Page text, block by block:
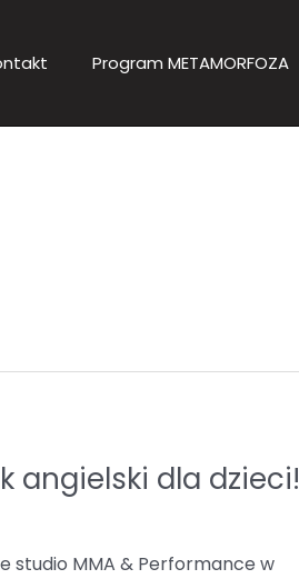
Program METAMORFOZA
angielski dla dzieci!
studio MMA & Performance w